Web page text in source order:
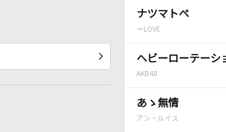
ナツマトペ
＝LOVE
ヘビーローテーシ
AKB48
あゝ無情
アン・ルイス